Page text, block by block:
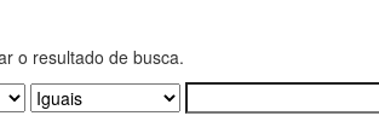
o resultado de busca.